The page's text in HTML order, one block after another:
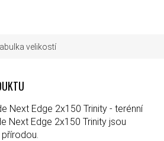
velikostí
Next Edge 2x150 Trinity - terénní
Next Edge 2x150 Trinity jsou